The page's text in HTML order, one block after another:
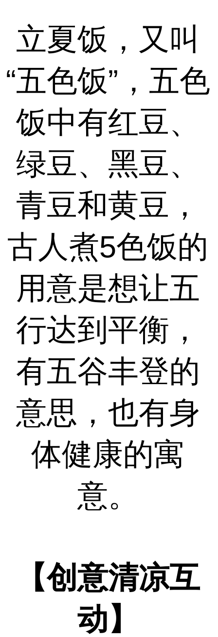
立夏饭，又叫
“五色饭”，五色
饭中有红豆、
绿豆、黑豆、
青豆和黄豆，
古人煮5色饭的
用意是想让五
行达到平衡，
有五谷丰登的
意思，也有身
体健康的寓
意。
【创意清凉互
动】